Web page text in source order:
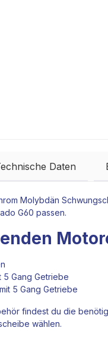
Daten
Molybdän
G60 passen.
5 Gang Getriebe
5 Gang Getriebe
findest du die
wählen.